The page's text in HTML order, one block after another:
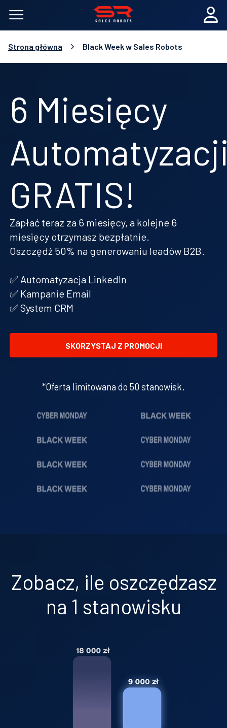
Strona główna Black Week w Sales Robots
6 Miesięcy
GRATIS!
Zapłać teraz za 6 miesięcy, a kolejne 6
miesięcy otrzymasz bezpłatnie.
Oszczędź 50% na generowaniu leadów B2B.
✅ Automatyzacja LinkedIn
✅ Kampanie Email
✅ System CRM
SKORZYSTAJ Z PROMOCJI
*Oferta limitowana do 50 stanowisk.
Zobacz, ile oszczędzasz
na 1 stanowisku